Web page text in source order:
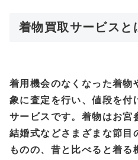
着物買取サービスと
着用機会のなくなった着物
象に査定を行い、値段を付
サービスです。着物はお宮
結婚式などさまざまな節目
ものの、昔と比べると着る